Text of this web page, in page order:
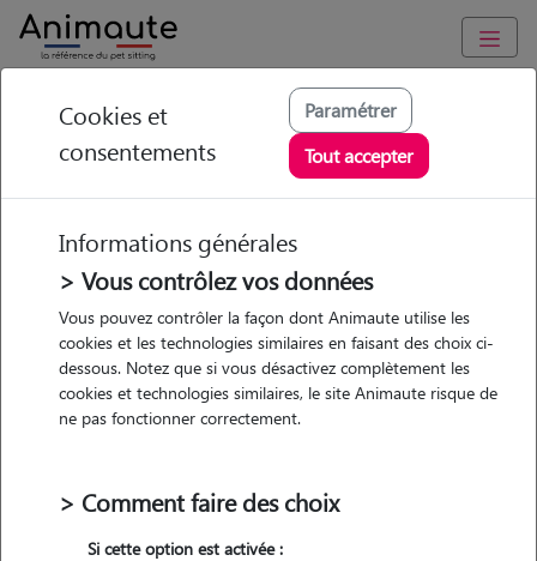
Animaute Auvergne-Rhône-Alpes Puy-de-Dôme/ Clermont-
Ferrand
Lorena - Petsitter à
CLERMONT
FERRAND
• 21 ans
1 animal
Cookies et
consentements
Paramétrer
Tout accepter
Informations générales
> Vous contrôlez vos données
Vous pouvez contrôler la façon dont Animaute utilise les
cookies et les technologies similaires en faisant des choix ci-
dessous. Notez que si vous désactivez complètement les
cookies et technologies similaires, le site Animaute risque de
ne pas fonctionner correctement.
> Comment faire des choix
Si cette option est activée :